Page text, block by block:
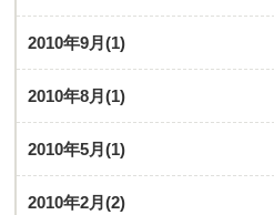
2010年9月(1)
2010年8月(1)
2010年5月(1)
2010年2月(2)